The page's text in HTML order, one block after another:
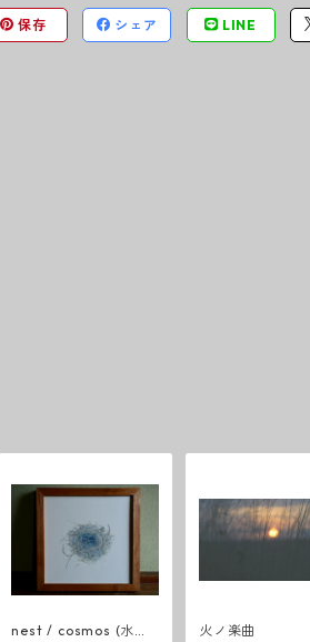
保存 シェア LINE
nest / cosmos (水彩
火ノ楽曲